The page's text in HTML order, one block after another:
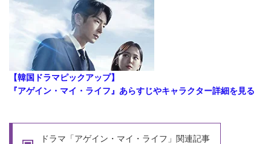
【韓国ドラマピックアップ】
『アゲイン・マイ・ライフ』あらすじやキャラクター詳細を見る
ドラマ「アゲイン・マイ・ライフ」関連記事